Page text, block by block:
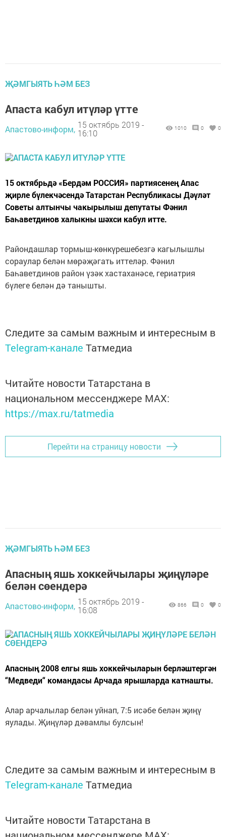
ҖӘМГЫЯТЬ ҺӘМ БЕЗ
Апаста кабул итүләр үтте
Апастово-информ, 15 октябрь 2019 -
16:10
1010 0 0
15 октябрьдә «Бердәм РОССИЯ» партиясенең Апас
җирле бүлекчәсендә Татарстан Республикасы Дәүләт
Советы алтынчы чакырылыш депутаты Фәнил
Баһаветдинов халыкны шәхси кабул итте.
Райондашлар тормыш-көнкүрешебезгә кагылышлы
сораулар белән мөрәҗәгать иттеләр. Фәнил
Баһаветдинов район үзәк хастаханәсе, гериатрия
бүлеге белән дә танышты.
Следите за самым важным и интересным в
Telegram-канале Татмедиа
Читайте новости Татарстана в
национальном мессенджере MАХ:
https://max.ru/tatmedia
Перейти на страницу новости
ҖӘМГЫЯТЬ ҺӘМ БЕЗ
Апасның яшь хоккейчылары җиңүләре
белән сөендерә
Апастово-информ, 15 октябрь 2019 -
16:08
866 0 0
Апасның 2008 елгы яшь хоккейчыларын берләштергән
“Медведи“ командасы Арчада ярышларда катнашты.
Алар арчалылар белән уйнап, 7:5 исәбе белән җиңү
яулады. Җиңүләр дәвамлы булсын!
Следите за самым важным и интересным в
Telegram-канале Татмедиа
Читайте новости Татарстана в